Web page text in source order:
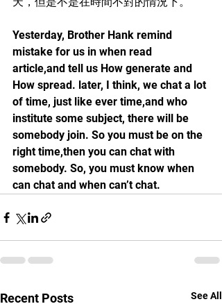
Yesterday, Brother Hank remind
mistake for us in when read
article,and tell us How generate and
How spread. later, I think, we chat a lot
of time, just like ever time,and who
institute some subject, there will be
somebody join. So you must be on the
right time,then you can chat with
somebody. So, you must know when
can chat and when can’t chat.
Recent Posts See All